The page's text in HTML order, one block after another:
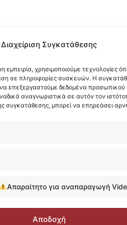
Διαχείριση Συγκατάθεσης
εμπειρία, χρησιμοποιούμε τεχνολογίες
σε πληροφορίες συσκευών. Η
να επεξεργαστούμε δεδομένα
αναγνωριστικά σε αυτόν τον
συγκατάθεσης, μπορεί να επηρεάσει
Απαραίτητο για αναπαραγωγή
Αποδοχή